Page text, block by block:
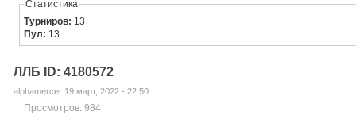
Статистика
Турниров: 13
Пул: 13
ЛЛБ ID: 4180572
alphamercer 19 март, 2022 - 22:50
Просмотров: 984